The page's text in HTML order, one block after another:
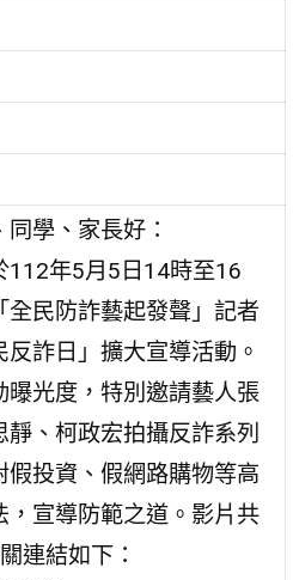
學、家長好：
112年5月5日14時至16
全民防詐藝起發聲」記者
反詐日」擴大宣導活動。
曝光度，特別邀請藝人張
靜、柯政宏拍攝反詐系列
假投資、假網路購物等高
，宣導防範之道。影片共
連結如下：